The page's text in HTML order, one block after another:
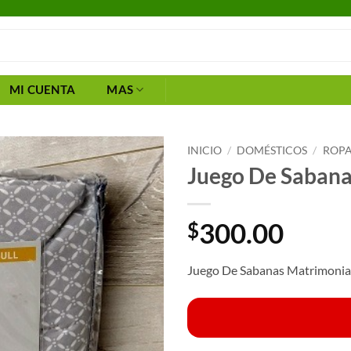
MI CUENTA MAS
INICIO / DOMÉSTICOS /
Juego De
$300.00
Juego De Sabanas